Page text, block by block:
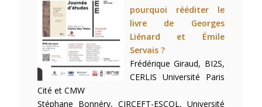
pourquoi rééditer le
livre de Georges
Liénard et Émile
Servais ?
Frédérique Giraud, BI2S,
CERLIS Université Paris
Cité et CMW
Stéphane Bonnéry, CIRCEFT-ESCOL, Université